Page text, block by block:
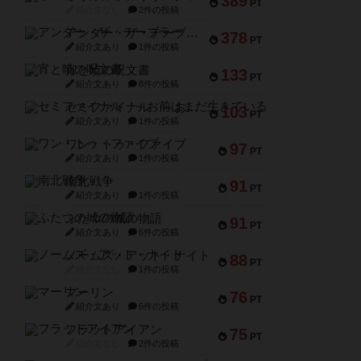
PT
2件の投稿
378 PT
アンダー・ザ・テーブラー
紹介文あり 1件の投稿
133 PT
宵と暁の呪文書
紹介文あり 8件の投稿
103 PT
セミファイナル ～お前はまだ生きている～
紹介文あり 1件の投稿
97 PT
ワン・トゥ・ファイブ
紹介文あり 1件の投稿
91 PT
南北戦争
紹介文あり 1件の投稿
91 PT
ふたつの城の物語
紹介文あり 6件の投稿
88 PT
ノームズ・アット・ナイト
1件の投稿
76 PT
マーリン
紹介文あり 6件の投稿
75 PT
フラットアイアン
2件の投稿